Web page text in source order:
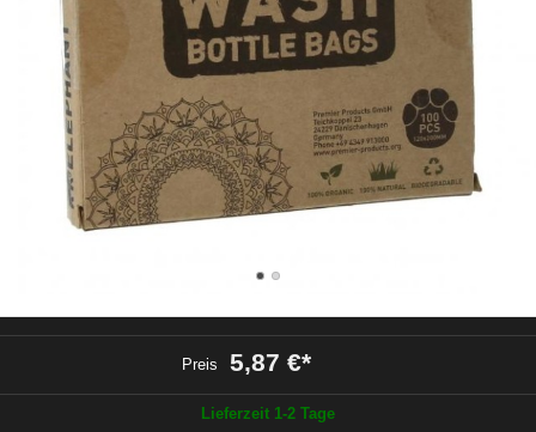
Preis 5,87 €*
Lieferzeit 1-2 Tage